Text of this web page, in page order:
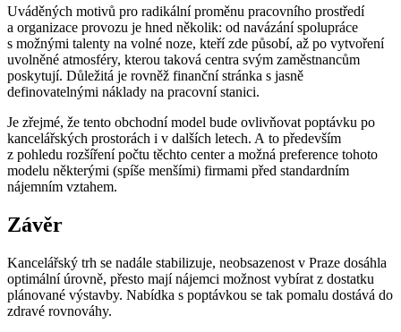
Uváděných motivů pro radikální proměnu pracovního prostředí
a organizace provozu je hned několik: od navázání spolupráce
s možnými talenty na volné noze, kteří zde působí, až po vytvoření
uvolněné atmosféry, kterou taková centra svým zaměstnancům
poskytují. Důležitá je rovněž finanční stránka s jasně
definovatelnými náklady na pracovní stanici.
Je zřejmé, že tento obchodní model bude ovlivňovat poptávku po
kancelářských prostorách i v dalších letech. A to především
z pohledu rozšíření počtu těchto center a možná preference tohoto
modelu některými (spíše menšími) firmami před standardním
nájemním vztahem.
Závěr
Kancelářský trh se nadále stabilizuje, neobsazenost v Praze dosáhla
optimální úrovně, přesto mají nájemci možnost vybírat z dostatku
plánované výstavby. Nabídka s poptávkou se tak pomalu dostává do
zdravé rovnováhy.